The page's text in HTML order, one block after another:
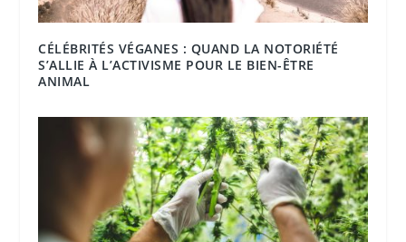
CÉLÉBRITÉS VÉGANES : QUAND LA NOTORIÉTÉ
S’ALLIE À L’ACTIVISME POUR LE BIEN-ÊTRE
ANIMAL